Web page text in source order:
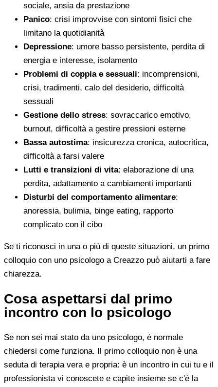
sociale, ansia da prestazione
Panico: crisi improvvise con sintomi fisici che
limitano la quotidianità
Depressione: umore basso persistente, perdita di
energia e interesse, isolamento
Problemi di coppia e sessuali: incomprensioni,
crisi, tradimenti, calo del desiderio, difficoltà
sessuali
Gestione dello stress: sovraccarico emotivo,
burnout, difficoltà a gestire pressioni esterne
Bassa autostima: insicurezza cronica, autocritica,
difficoltà a farsi valere
Lutti e transizioni di vita: elaborazione di una
perdita, adattamento a cambiamenti importanti
Disturbi del comportamento alimentare:
anoressia, bulimia, binge eating, rapporto
complicato con il cibo
Se ti riconosci in una o più di queste situazioni, un primo
colloquio con uno psicologo a Creazzo può aiutarti a fare
chiarezza.
Cosa aspettarsi dal primo
incontro con lo psicologo
Se non sei mai stato da uno psicologo, è normale
chiedersi come funziona. Il primo colloquio non è una
seduta di terapia vera e propria: è un incontro in cui tu e il
professionista vi conoscete e capite insieme se c'è la